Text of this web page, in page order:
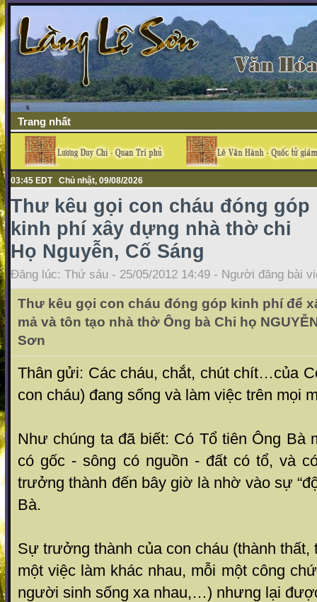
Trang nhất
03:45 EDT Chủ nhật, 09/08/2026
Thư kêu gọi con cháu đóng góp
kinh phí xây dựng nhà thờ chi
Họ Nguyễn, Cố Sáng
Đăng lúc: Thứ sáu - 25/05/2012 14:49 - Người đăng bài
Thư kêu gọi con cháu đóng góp kinh phí để
mả và tôn tạo nhà thờ Ông bà Chi họ
Sơn
Thân gửi: Các cháu, chắt, chút chít…của
con cháu) đang sống và làm việc trên mọi
Như chúng ta đã biết: Có Tổ tiên Ông Bà
có gốc - sông có nguồn - đất có tổ, và
trưởng thành đến bây giờ là nhờ vào sự
Bà.
Sự trưởng thành của con cháu (thành
một việc làm khác nhau, mỗi một công
người sinh sống xa nhau,…) nhưng lại